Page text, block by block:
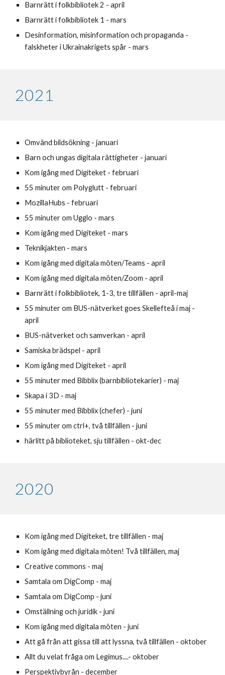
Barnrätt i folkbibliotek 2 - april
Barnrätt i folkbibliotek 1 -mars
Desinformation, misinformation och propaganda -
falskheter i Ukrainakrigets spår - mars
2021
Omvänd bildsökning - januari
Barn och ungas digitala rättigheter - januari
Kom igång med Digiteket - februari
55 minuter om Polyglutt - februari
MozillaHubs - februari
55 minuter om Ugglo - mars
Kom igång med Digiteket -mars
Teknikjakten - mars
Kom igång med digitala möten/Teams - april
Kom igång med digitala möten/Zoom - april
Barnrätt i folkbibliotek, 1-3, tre tillfällen - april-maj
55 minuter om BUS-nätverket goes Skellefteå i maj -
april
BUS-nätverket och samverkan - april
Samiska brädspel - april
Kom igång med Digiteket - april
55 minuter med Bibblix (barnbibliotekarier) - maj
Skapa i 3D - maj
55 minuter med Bibblix (chefer) - juni
55 minuter om ctrl+, två tillfällen - juni
härlitt på biblioteket, sju tillfällen - okt-dec
2020
Kom igång med Digiteket, tre tillfällen - maj
Kom igång med digitala möten! Två tillfällen, maj
Creative commons - maj
Samtala om DigComp - maj
Samtala om DigComp - juni
Omställning och juridik - juni
Kom igång med digitala möten - juni
Att gå från att gissa till att lyssna, två tillfällen - oktober
Allt du velat fråga om Legimus....- oktober
Perspektivbyrån - december